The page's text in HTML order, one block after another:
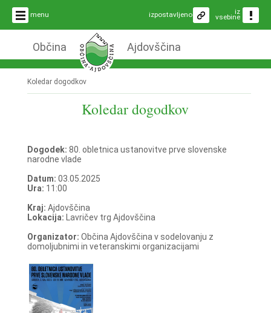
menu iz
vsebine
izpostavljeno
Občina Ajdovščina
Koledar dogodkov
Koledar dogodkov
Dogodek: 80. obletnica ustanovitve prve slovenske
narodne vlade
Datum: 03.05.2025
Ura: 11:00
Kraj: Ajdovščina
Lokacija: Lavričev trg Ajdovščina
Organizator: Občina Ajdovščina v sodelovanju z
domoljubnimi in veteranskimi organizacijami